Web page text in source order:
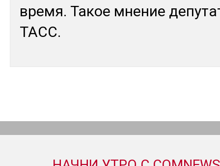
вре­мя. Та­кое мне­ние
ТАСС.